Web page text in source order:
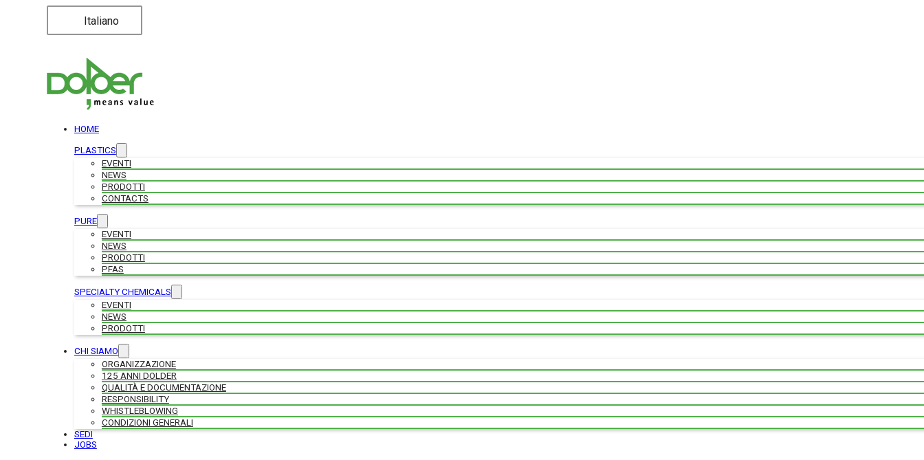
Italiano
HOME
PLASTICS
EVENTI
NEWS
PRODOTTI
CONTACTS
PURE
EVENTI
NEWS
PRODOTTI
PFAS
SPECIALTY CHEMICALS
EVENTI
NEWS
PRODOTTI
CHI SIAMO
ORGANIZZAZIONE
125 ANNI DOLDER
QUALITÀ E DOCUMENTAZIONE
RESPONSIBILITY
WHISTLEBLOWING
CONDIZIONI GENERALI
SEDI
JOBS